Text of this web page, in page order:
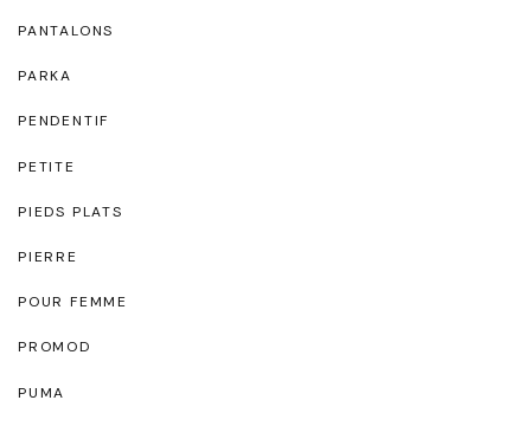
PANTALONS
PARKA
PENDENTIF
PETITE
PIEDS PLATS
PIERRE
POUR FEMME
PROMOD
PUMA